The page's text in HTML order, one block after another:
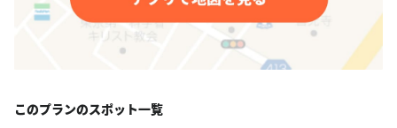
このプランのスポット一覧